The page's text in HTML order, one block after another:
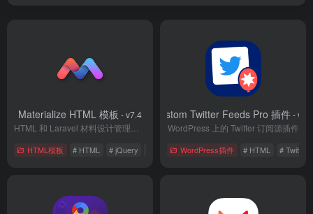
Materialize HTML 模板 - v7.4
HTML模板 # HTML # jQuery # Saas
Custom Twitter Feeds Pro 插件- v2.0
WordPress 上的 Twitter 订阅源插件
WordPress插件 # HTML # Twitter